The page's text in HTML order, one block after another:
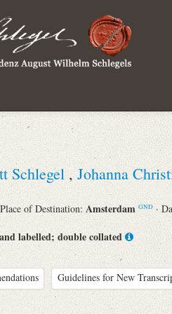
Schlegel , Johanna
Place of Destination: Amsterdam GND ·
labelled; double collated
Guidelines for New